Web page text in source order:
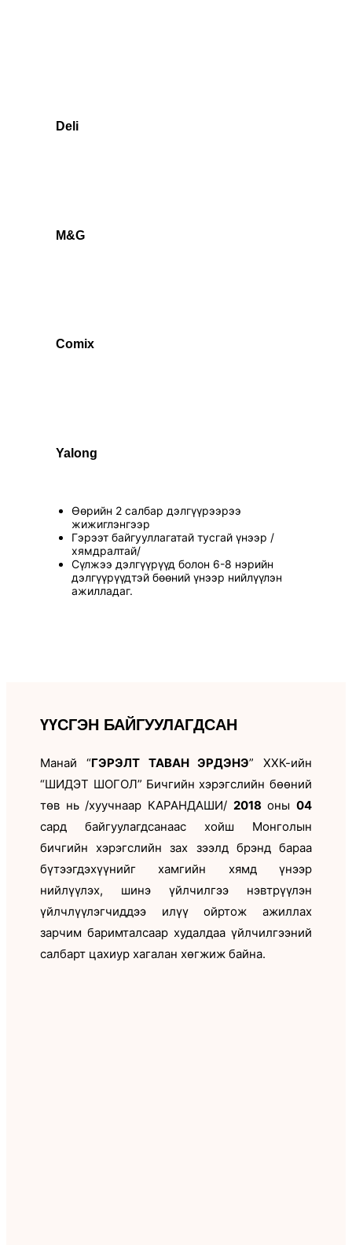
Deli
M&G
Comix
Yalong
Өөрийн 2 салбар дэлгүүрээрээ
жижиглэнгээр
Гэрээт байгууллагатай тусгай үнээр /
хямдралтай/
Сүлжээ дэлгүүрүүд болон 6-8 нэрийн
дэлгүүрүүдтэй бөөний үнээр нийлүүлэн
ажилладаг.
ҮҮСГЭН БАЙГУУЛАГДСАН
Манай “ГЭРЭЛТ ТАВАН ЭРДЭНЭ” ХХК-ийн
“ШИДЭТ ШОГОЛ” Бичгийн хэрэгслийн бөөний
төв нь /хуучнаар КАРАНДАШИ/ 2018 оны 04
сард байгуулагдсанаас хойш Монголын
бичгийн хэрэгслийн зах зээлд брэнд бараа
бүтээгдэхүүнийг хамгийн хямд үнээр
нийлүүлэх, шинэ үйлчилгээ нэвтрүүлэн
үйлчлүүлэгчиддээ илүү ойртож ажиллах
зарчим баримталсаар худалдаа үйлчилгээний
салбарт цахиур хагалан хөгжиж байна.